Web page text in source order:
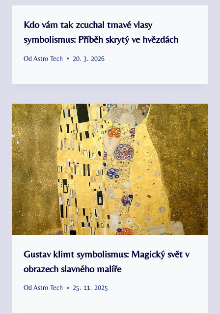
Kdo vám tak zcuchal tmavé vlasy
symbolismus: Příběh skrytý ve hvězdách
Od Astro Tech 20. 3. 2026
Gustav klimt symbolismus: Magický svět v
obrazech slavného malíře
OdAstro Tech 25. 11. 2025